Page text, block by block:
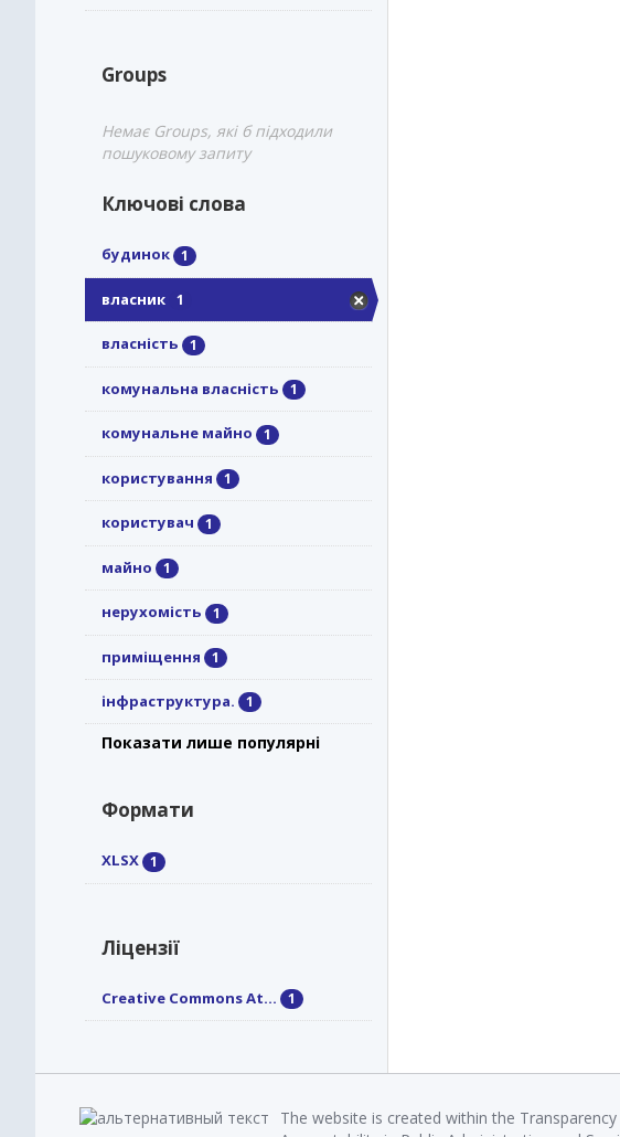
Groups
Немає Groups, які б підходили
пошуковому запиту
Ключові слова
будинок 1
власник 1
власність 1
комунальна власність 1
комунальне майно 1
користування 1
користувач 1
майно 1
нерухомість 1
приміщення 1
інфраструктура. 1
Показати лише популярні
Формати
XLSX 1
Ліцензії
Creative Commons At... 1
The website is created within the Transparency